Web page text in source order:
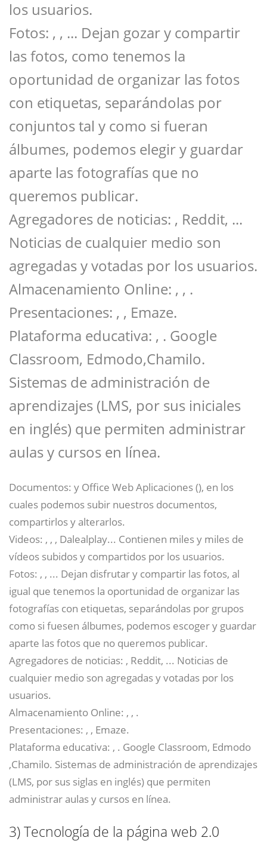
los usuarios.
Fotos: , , ... Dejan gozar y compartir
las fotos, como tenemos la
oportunidad de organizar las fotos
con etiquetas, separándolas por
conjuntos tal y como si fueran
álbumes, podemos elegir y guardar
aparte las fotografías que no
queremos publicar.
Agregadores de noticias: , Reddit, ...
Noticias de cualquier medio son
agregadas y votadas por los usuarios.
Almacenamiento Online: , , .
Presentaciones: , , Emaze.
Plataforma educativa: , . Google
Classroom​, Edmodo​,Chamilo​.
Sistemas de administración de
aprendizajes (LMS, por sus iniciales
en inglés) que permiten administrar
aulas y cursos en línea.
Documentos: y Office Web Aplicaciones (), en los
cuales podemos subir nuestros documentos,
compartirlos y alterarlos.
Videos: , , , Dalealplay... Contienen miles y miles de
vídeos subidos y compartidos por los usuarios.
Fotos: , , ... Dejan disfrutar y compartir las fotos, al
igual que tenemos la oportunidad de organizar las
fotografías con etiquetas, separándolas por grupos
como si fuesen álbumes, podemos escoger y guardar
aparte las fotos que no queremos publicar.
Agregadores de noticias: , Reddit, ... Noticias de
cualquier medio son agregadas y votadas por los
usuarios.
Almacenamiento Online: , , .
Presentaciones: , , Emaze.
Plataforma educativa: , . Google Classroom​, Edmodo
,Chamilo​. Sistemas de administración de aprendizajes
(LMS, por sus siglas en inglés) que permiten
administrar aulas y cursos en línea.
3)Tecnología de la página web 2.0